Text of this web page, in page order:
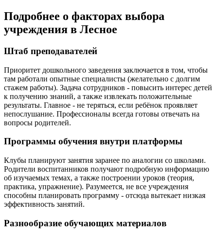
Подробнее о факторах выбора
учреждения в Лесное
Штаб преподавателей
Приоритет дошкольного заведения заключается в том, чтобы
там работали опытные специалисты (желательно с долгим
стажем работы). Задача сотрудников - повысить интерес детей
к получению знаний, а также извлекать положительные
результаты. Главное - не теряться, если ребёнок проявляет
непослушание. Профессионалы всегда готовы отвечать на
вопросы родителей.
Программы обучения внутри платформы
Клубы планируют занятия заранее по аналогии со школами.
Родители воспитанников получают подробную информацию
об изучаемых темах, а также построении уроков (теория,
практика, упражнение). Разумеется, не все учреждения
способны планировать программу - отсюда вытекает низкая
эффективность занятий.
Разнообразие обучающих материалов